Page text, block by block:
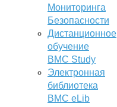
Мониторинга
Безопасности
Дистанционное
обучение
BMC Study
Электронная
библиотека
BMC eLib